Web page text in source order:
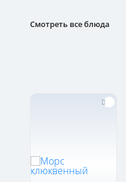
Смотреть все блюда